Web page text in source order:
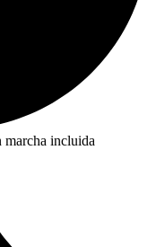
marcha incluida